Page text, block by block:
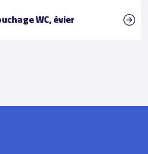
WC, évier